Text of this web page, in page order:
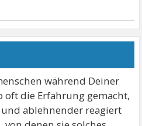
während Deiner
oft die Erfahrung gemacht,
ablehnender reagiert